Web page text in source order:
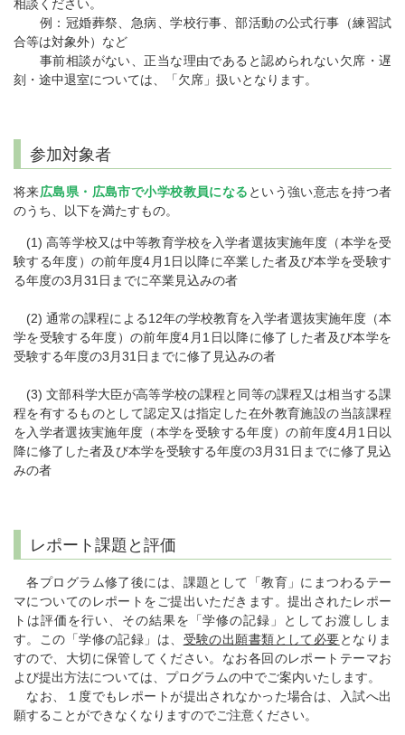
相談ください。
例：冠婚葬祭、急病、学校行事、部活動の公式行事（練習試
合等は対象外）など
事前相談がない、正当な理由であると認められない欠席・遅
刻・途中退室については、「欠席」扱いとなります。
参加対象者
将来広島県・広島市で小学校教員になる という強い意志を持つ者
のうち、以下を満たすもの。
(1) 高等学校又は中等教育学校を入学者選抜実施年度（本学を受
験する年度）の前年度4月1日以降に卒業した者及び本学を受験す
る年度の3月31日までに卒業見込みの者
(2) 通常の課程による12年の学校教育を入学者選抜実施年度（本
学を受験する年度）の前年度4月1日以降に修了した者及び本学を
受験する年度の3月31日までに修了見込みの者
(3) 文部科学大臣が高等学校の課程と同等の課程又は相当する課
程を有するものとして認定又は指定した在外教育施設の当該課程
を入学者選抜実施年度（本学を受験する年度）の前年度4月1日以
降に修了した者及び本学を受験する年度の3月31日までに修了見込
みの者
レポート課題と評価
各プログラム修了後には、課題として「教育」にまつわるテー
マについてのレポートをご提出いただきます。提出されたレポー
トは評価を行い、その結果を「学修の記録」としてお渡ししま
す。この「学修の記録」は、 受験の出願書類として必要となりま
すので、大切に保管してください。なお各回のレポートテーマお
よび提出方法については、プログラムの中でご案内いたします。
なお、１度でもレポートが提出されなかった場合は、入試へ出
願することができなくなりますのでご注意ください。